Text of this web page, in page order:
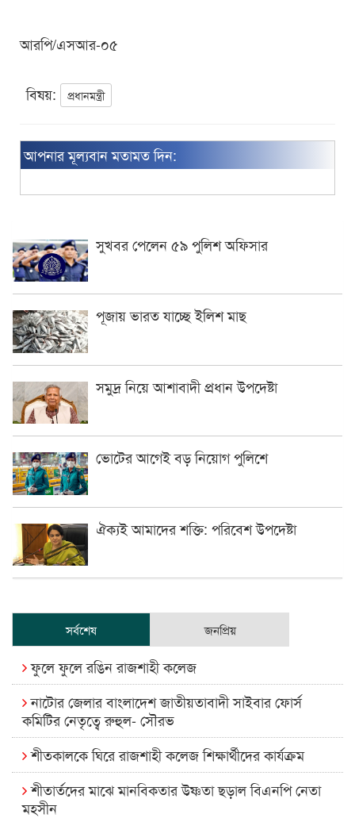
আরপি/এসআর-০৫
বিষয়: প্রধানমন্ত্রী
আপনার মূল্যবান মতামত দিন:
সুখবর পেলেন ৫৯ পুলিশ অফিসার
পূজায় ভারত যাচ্ছে ইলিশ মাছ
সমুদ্র নিয়ে আশাবাদী প্রধান উপদেষ্টা
ভোটের আগেই বড় নিয়োগ পুলিশে
ঐক্যই আমাদের শক্তি: পরিবেশ উপদেষ্টা
সর্বশেষ জনপ্রিয়
ফুলে ফুলে রঙিন রাজশাহী কলেজ
নাটোর জেলার বাংলাদেশ জাতীয়তাবাদী সাইবার ফোর্স
কমিটির নেতৃত্বে রুহুল- সৌরভ
শীতকালকে ঘিরে রাজশাহী কলেজ শিক্ষার্থীদের কার্যক্রম
শীতার্তদের মাঝে মানবিকতার উষ্ণতা ছড়াল বিএনপি নেতা
মহসীন